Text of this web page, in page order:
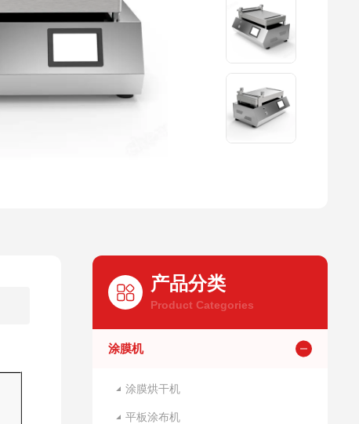
产品分类
Product Categories
涂膜机
涂膜烘干机
平板涂布机